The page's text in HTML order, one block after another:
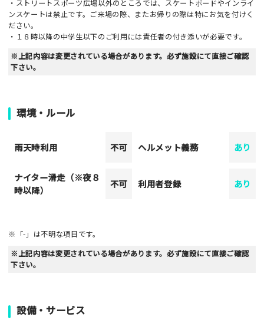
・ストリートスポーツ広場以外のところでは、スケートボードやインライ
ンスケートは禁止です。ご来場の際、またお帰りの際は特にお気を付けく
ださい。
・１８時以降の中学生以下のご利用には責任者の付き添いが必要です。
※上記内容は変更されている場合があります。必ず施設にて直接ご確認
下さい。
環境・ルール
雨天時利用 不可 ヘルメット義務 あり
ナイター滑走（※夜８
時以降）
不可 利用者登録 あり
※「-」は不明な項目です。
※上記内容は変更されている場合があります。必ず施設にて直接ご確認
下さい。
設備・サービス